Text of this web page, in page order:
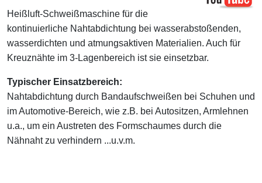
Heißluft-Schweißmaschine für die
kontinuierliche Nahtabdichtung bei wasserabstoßenden,
wasserdichten und atmungsaktiven Materialien. Auch für
Kreuznähte im 3-Lagenbereich ist sie einsetzbar.
Typischer Einsatzbereich:
Nahtabdichtung durch Bandaufschweißen bei Schuhen und
im Automotive-Bereich, wie z.B. bei Autositzen, Armlehnen
u.a., um ein Austreten des Formschaumes durch die
Nähnaht zu verhindern ...u.v.m.